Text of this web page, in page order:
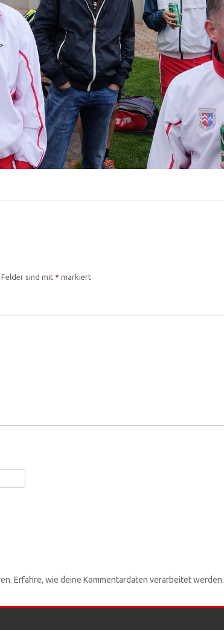
sind mit * markiert
Erfahre, wie deine Kommentardaten verarbeitet werden.